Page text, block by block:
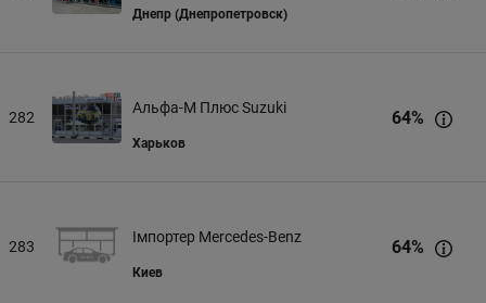
Днепр (Днепропетровск)
282
Альфа-М Плюс Suzuki
Харьков
64%
283
Імпортер Mercedes-Benz
Киев
64%